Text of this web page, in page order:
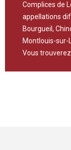
Complices de
appellations
Bourgueil,
Montlouis-sur-
Vous